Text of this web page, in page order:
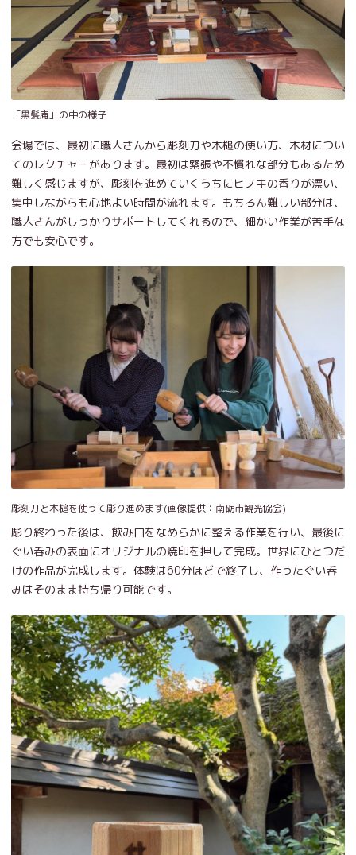
「黒髪庵」の中の様子
会場では、最初に職人さんから彫刻刀や木槌の使い方、木材につい
てのレクチャーがあります。最初は緊張や不慣れな部分もあるため
難しく感じますが、彫刻を進めていくうちにヒノキの香りが漂い、
集中しながらも心地よい時間が流れます。もちろん難しい部分は、
職人さんがしっかりサポートしてくれるので、細かい作業が苦手な
方でも安心です。
彫刻刀と木槌を使って彫り進めます(画像提供：南砺市観光協会)
彫り終わった後は、飲み口をなめらかに整える作業を行い、最後に
ぐい呑みの表面にオリジナルの焼印を押して完成。世界にひとつだ
けの作品が完成します。体験は60分ほどで終了し、作ったぐい呑
みはそのまま持ち帰り可能です。